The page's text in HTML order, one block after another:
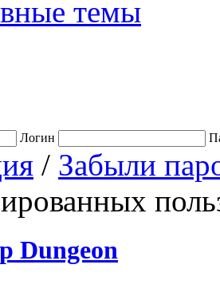
темы
Логин
/ Забыли
Dungeon